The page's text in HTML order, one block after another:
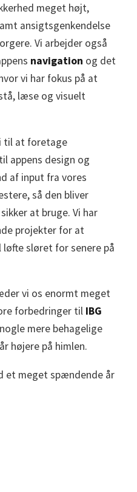
meget højt,
ansigtsgenkendelse
Vi arbejder også
navigation og det
vi har fokus på at
læse og visuelt
til at foretage
appens design og
af input fra vores
så den bliver
at bruge. Vi har
projekter for at
løfte sløret for senere på
vi os enormt meget
forbedringer til IBG
mere behagelige
højere på himlen.
et meget spændende år